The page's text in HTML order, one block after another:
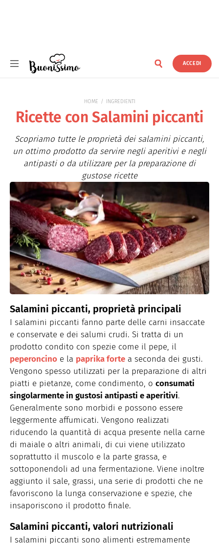
ACCEDI
HOME INGREDIENTI
Ricette con Salamini piccanti
Scopriamo tutte le proprietà dei salamini piccanti,
un ottimo prodotto da servire negli aperitivi e negli
antipasti o da utilizzare per la preparazione di
gustose ricette
Salamini piccanti, proprietà principali
I salamini piccanti fanno parte delle carni insaccate
e conservate e dei salumi crudi. Si tratta di un
prodotto condito con spezie come il pepe, il
peperoncino e la paprika forte a seconda dei gusti.
Vengono spesso utilizzati per la preparazione di altri
piatti e pietanze, come condimento, o consumati
singolarmente in gustosi antipasti e aperitivi.
Generalmente sono morbidi e possono essere
leggermente affumicati. Vengono realizzati
riducendo la quantità di acqua presente nella carne
di maiale o altri animali, di cui viene utilizzato
soprattutto il muscolo e la parte grassa, e
sottoponendoli ad una fermentazione. Viene inoltre
aggiunto il sale, grassi, una serie di prodotti che ne
favoriscono la lunga conservazione e spezie, che
insaporiscono il prodotto finale.
Salamini piccanti, valori nutrizionali
I salamini piccanti sono alimenti estremamente